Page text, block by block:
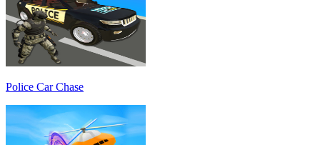
Police Car Chase